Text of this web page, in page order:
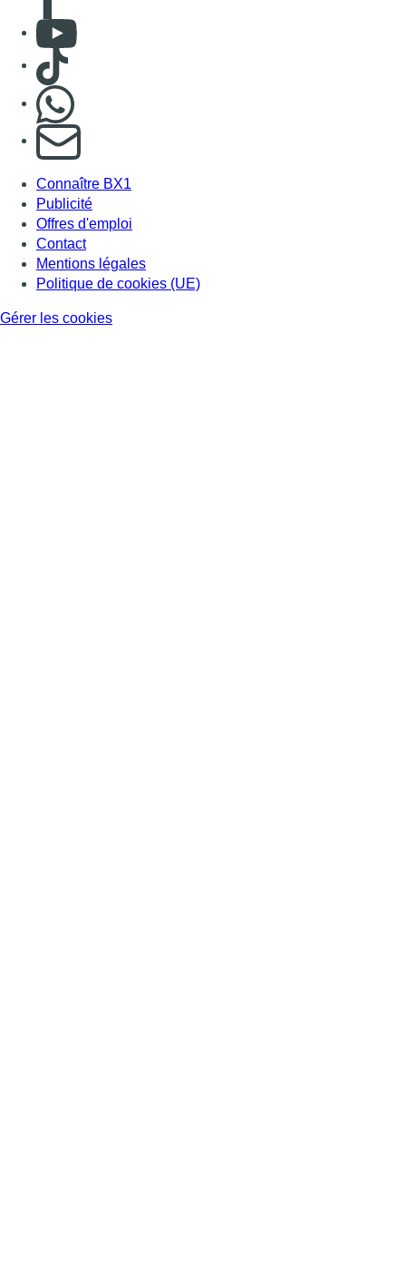
Consulter Youtube
Consulter TikTok
S'abonner à notre newsletter
Connaître BX1
Publicité
Offres d'emploi
Contact
Mentions légales
Politique de cookies (UE)
Gérer les cookies